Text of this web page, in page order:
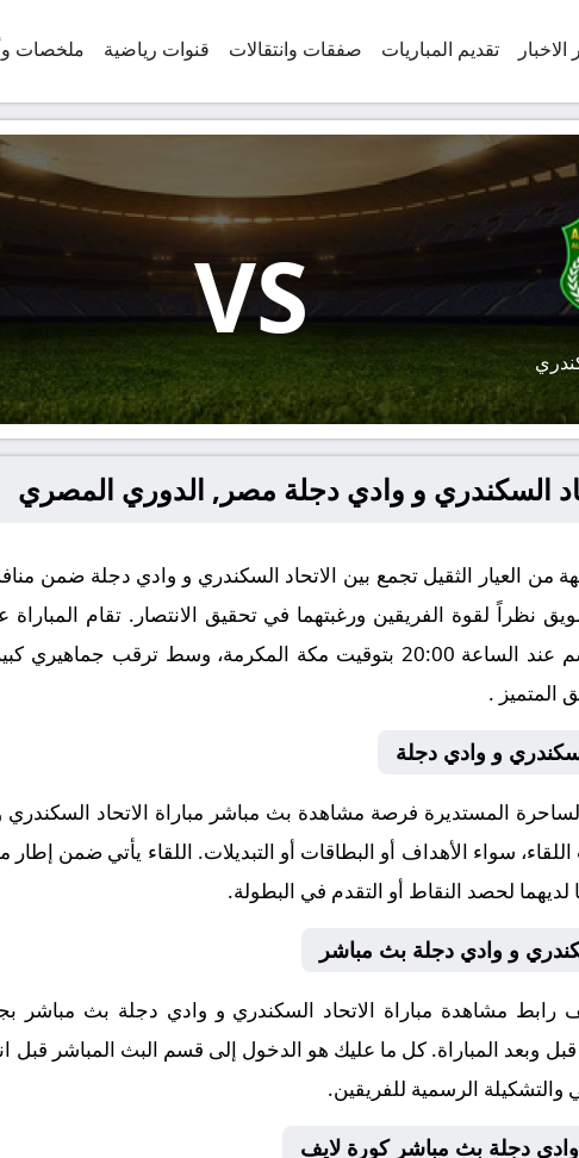
الاخبار تقديم المباريات صفقات وانتقالات قنوات رياضية ملخصات
VS
السكندري و وادي دجلة مصر, الدوري المصري
من العيار الثقيل تجمع بين الاتحاد السكندري و وادي دجلة ضمن
نظراً لقوة الفريقين ورغبتهما في تحقيق الانتصار. تقام
2025-10-27، في توقيت حاسم عند الساعة 20:00 بتوقيت مكة المكرمة،
و وادي دجلة
المستديرة فرصة مشاهدة بث مباشر مباراة الاتحاد السكندري
سواء الأهداف أو البطاقات أو التبديلات. اللقاء يأتي ضمن
لديهما لحصد النقاط أو التقدم في البطولة.
و وادي دجلة بث مباشر
رابط مشاهدة مباراة الاتحاد السكندري و وادي دجلة بث
قبل وبعد المباراة. كل ما عليك هو الدخول إلى قسم البث المباشر قبل
والتشكيلة الرسمية للفريقين.
وادي دجلة بث مباشر كورة لايف